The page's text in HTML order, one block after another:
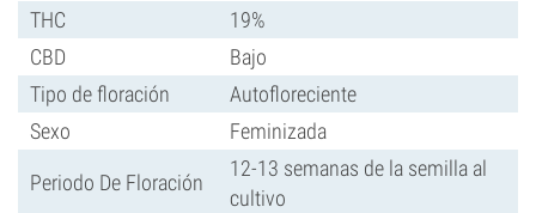
THC
19%
CBD
Bajo
Tipo de floración
Autofloreciente
Sexo
Feminizada
Periodo De Floración
12-13 semanas de la semilla al
cultivo